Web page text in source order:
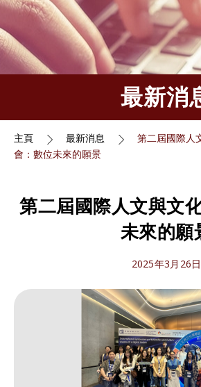
最新消
主頁 最新消息
第二屆國際人
會：數位未來的願景
第二屆國際人文與文
未來的願
2025年3月26日